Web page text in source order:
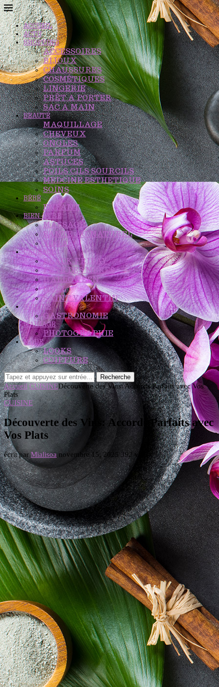
ACCUEIL
ACTU
SHOPPING
ACCESSOIRES
BIJOUX
CHAUSSURES
COSMÉTIQUES
LINGERIE
PRÊT A PORTER
SAC A MAIN
BEAUTÉ
MAQUILLAGE
CHEVEUX
ONGLES
PARFUM
ASTUCES
POILS CILS SOURCILS
MEDCINE ESTHETIQUE
SOINS
BÉBÉ
ENFANT
BIEN-ÊTRE
MASSAGE
SANTÉ AU NATUREL
YOGA
CADEAUX
BLACK FRIDAY
FÊTE DES MÈRES
HALLOWEEN
NOËL
SAINT VALENTIN
CUISINE
GASTRONOMIE
MARIAGE
PHOTOGRAPHIE
MODE
LOOKS
COIFFURE
Recherche
Accueil CUISINEDécouverte des Vins: Accords Parfaits avec Vos
Plats
CUISINE
Découverte des Vins: Accords Parfaits avec
Vos Plats
écrit parMialisoa novembre 15, 2025 392 vues